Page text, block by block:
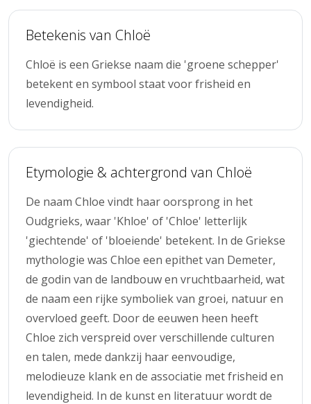
Betekenis van Chloë
Chloë is een Griekse naam die 'groene schepper'
betekent en symbool staat voor frisheid en
levendigheid.
Etymologie & achtergrond van Chloë
De naam Chloe vindt haar oorsprong in het
Oudgrieks, waar 'Khloe' of 'Chloe' letterlijk
'giechtende' of 'bloeiende' betekent. In de Griekse
mythologie was Chloe een epithet van Demeter,
de godin van de landbouw en vruchtbaarheid, wat
de naam een rijke symboliek van groei, natuur en
overvloed geeft. Door de eeuwen heen heeft
Chloe zich verspreid over verschillende culturen
en talen, mede dankzij haar eenvoudige,
melodieuze klank en de associatie met frisheid en
levendigheid. In de kunst en literatuur wordt de